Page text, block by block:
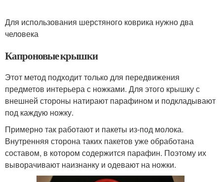
Для использования шерстяного коврика нужно два
человека
Капроновые крышки
Этот метод подходит только для передвижения
предметов интерьера с ножками. Для этого крышку с
внешней стороны натирают парафином и подкладывают
под каждую ножку.
Примерно так работают и пакеты из-под молока.
Внутренняя сторона таких пакетов уже обработана
составом, в котором содержится парафин. Поэтому их
выворачивают наизнанку и одевают на ножки.